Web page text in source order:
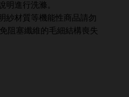
明進行洗滌。
紗材質等機能性商品請勿
阻塞纖維的毛細結構喪失